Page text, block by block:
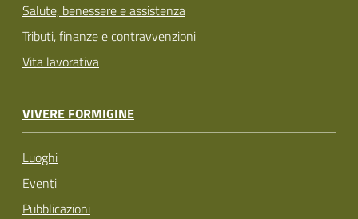
Salute, benessere e assistenza
Tributi, finanze e contravvenzioni
Vita lavorativa
VIVERE FORMIGINE
Luoghi
Eventi
Pubblicazioni